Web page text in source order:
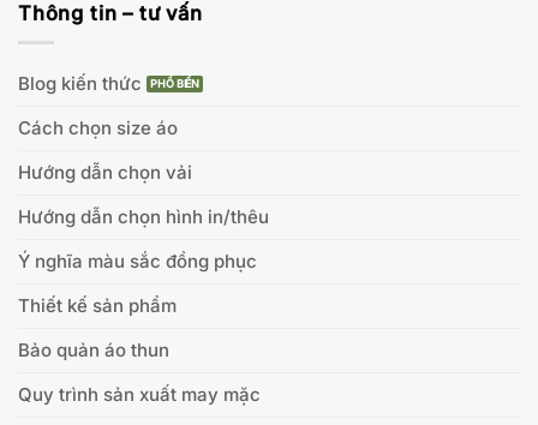
Thông tin – tư vấn
Blog kiến thức
Cách chọn size áo
Hướng dẫn chọn vải
Hướng dẫn chọn hình in/thêu
Ý nghĩa màu sắc đồng phục
Thiết kế sản phẩm
Bảo quản áo thun
Quy trình sản xuất may mặc